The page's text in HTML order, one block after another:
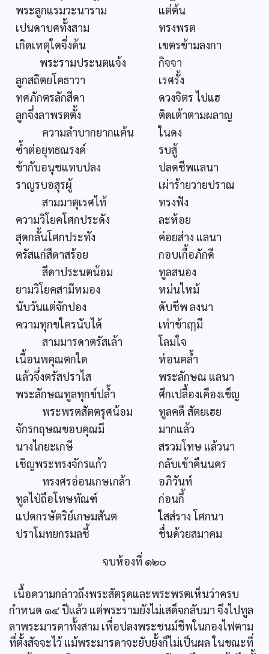
พระลูกแรมวะนาราม
แต่ต้น
เปนดาบศทั้งสาม
ทรงพรต
เกิดเหตุใดจึ่งด้น
เขตรข้ามลงกา
พระรามประนตแจ้ง
กิจจา
ลูกสถิตยโคธาวา
เรศรั้ง
ทศภักตรลักสีดา
ดวงจิตร ไปแฮ
ลูกจึ่งลาพรตตั้ง
ติดเต้าตามผลาญ
ความลำบากยากแค้น
ในดง
ซ้ำต่อยุทธณรงค์
รบสู้
ข้ากับอนุชแทบปลง
ปลดชีพแลนา
ราญรบอสุรผู้
เผ่าร้ายวายปราณ
สามมาตุเรศไท้
ทรงฟัง
ความวิโยคโศกประดัง
ละห้อย
สุดกลั้นโศกประทัง
ค่อยส่าง แลนา
ตรัสแก่สีดาสร้อย
กอบเกื้อภักดี
สีดาประนตน้อม
ทูลสนอง
ยามวิโยคสามีหมอง
หม่นไหม้
นับวันแต่จักปอง
ดับชีพ ลงนา
ความทุกขใครนับได้
เท่าข้าฤๅมี
สามมารดาตรัสเล้า
โลมใจ
เนื้อนพคุณตกใด
ห่อนคล้ำ
แล้วจึ่งตรัสปราไส
พระลักษณ แลนา
พระลักษณทูลทุกข์ปล้ำ
ศึกเปลื้องเคืองเข็ญ
พระพรตสัตตรุศน้อม
ทูลคดี สัตยเฮย
จักรกฤษณขอบคุณมี
มากแล้ว
นางไกยะเกษี
สรวมโทษ แล้วนา
เชิญพระทรงจักรแก้ว
กลับเข้าคืนนคร
ทรงศรอ่อนเกษเกล้า
อภิวันท์
ทูลไป่ถือโทษทัณฑ์
ก่อนกี้
แปดกรษัตริย์เกษมสันต
ใสส่ราง โศกนา
ปราโมทยกรมลชี้
ชื่นด้วยสมาคม
จบห้องที่ ๑๒๐
เนื้อความกล่าวถึงพระสัตรุดและพระพรตเห็นว่าครบ
กำหนด ๑๔ ปีแล้ว แต่พระรามยังไม่เสด็จกลับมา จึงไปทูล
ลาพระมารดาทั้งสาม เพื่อปลงพระชนม์ชีพในกองไฟตาม
ที่ตั้งสัจจะไว้ แม้พระมารดาจะยับยั้งก็ไม่เป็นผล ในขณะที่